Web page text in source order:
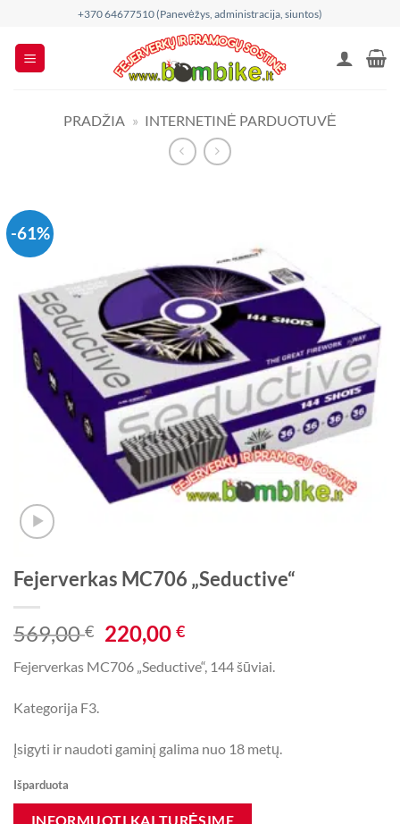
content
+370 64677510 (Panevėžys, administracija, siuntos)
PRADŽIA » INTERNETINĖ PARDUOTUVĖ
-61%
Fejerverkas MC706 „Seductive“
569,00€ Original
price
was:
220,00€Current
is:
Fejerverkas MC706 „Seductive“, 144 šūviai.
Kategorija F3.
Įsigyti ir naudoti gaminį galima nuo 18 metų.
Išparduota